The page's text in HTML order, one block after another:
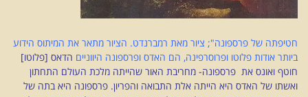
חטיפתה של פרספונה"; ציור מאת רמברנדט. הציור מתאר את המיתוס הידוע
ביותר אודות פלוטו ופרוסרפינה, הם האדס ופרספונה היווניים הדאס [פלוטו]
חוטף ואונס את פרספונה- מחריבת האור שהייתה מלכת העולם התחתון
ואשתו של האדס היא הייתה אלת התבואה והפריון. פרספונה היא בתה של